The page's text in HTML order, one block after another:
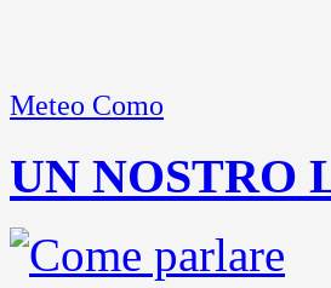
Meteo Como
UN NOSTRO